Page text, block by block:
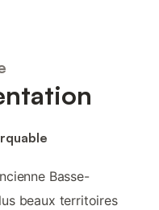
Basse-
beaux territoires